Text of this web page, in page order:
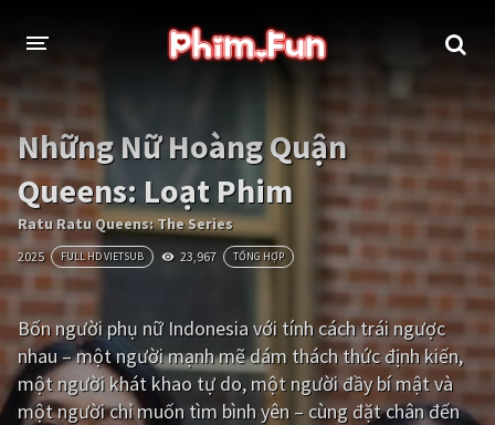
THỂ LOẠI
Thần thoại - Cổ trang
Tâm lý Chiến tranh
Võ thuật - Kiếm hiệp Nhạc kịch
Tội phạm - Hình sự
Phiêu lưu Hài hước
Viễn tưởng Khoa học - Tài liệu
Những Nữ Hoàng Quận
Queens: Loạt Phim
Ratu Ratu Queens: The Series
2025 FULL HD VIETSUB 23,967 TỔNG HỢP
Bốn người phụ nữ Indonesia với tính cách trái ngược
nhau – một người mạnh mẽ dám thách thức định kiến,
một người khát khao tự do, một người đầy bí mật và
một người chỉ muốn tìm bình yên – cùng đặt chân đến